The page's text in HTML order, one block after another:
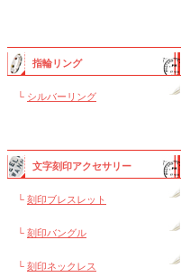
指輪リング
└ シルバーリング
文字刻印アクセサリー
└ 刻印ブレスレット
└ 刻印バングル
└ 刻印ネックレス